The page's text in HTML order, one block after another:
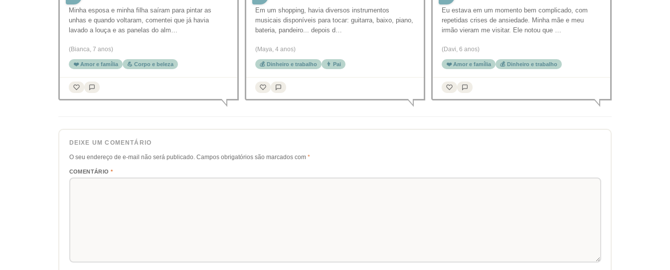
Minha esposa e minha filha saíram para pintar as
unhas e quando voltaram, comentei que já havia
lavado a louça e as panelas do alm…
(Bianca, 7 anos)
❤️ Amor e família 💪 Corpo e beleza
Em um shopping, havia diversos instrumentos
musicais disponíveis para tocar: guitarra, baixo, piano,
bateria, pandeiro... depois d…
(Maya, 4 anos)
💰 Dinheiro e trabalho 👨 Pai
Eu estava em um momento bem complicado, com
repetidas crises de ansiedade. Minha mãe e meu
irmão vieram me visitar. Ele notou que …
(Davi, 6 anos)
❤️ Amor e família 💰 Dinheiro e trabalho
DEIXE UM COMENTÁRIO
O seu endereço de e-mail não será publicado. Campos obrigatórios são marcados com *
COMENTÁRIO *